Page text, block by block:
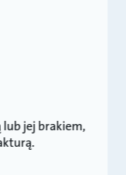
lub jej brakiem,